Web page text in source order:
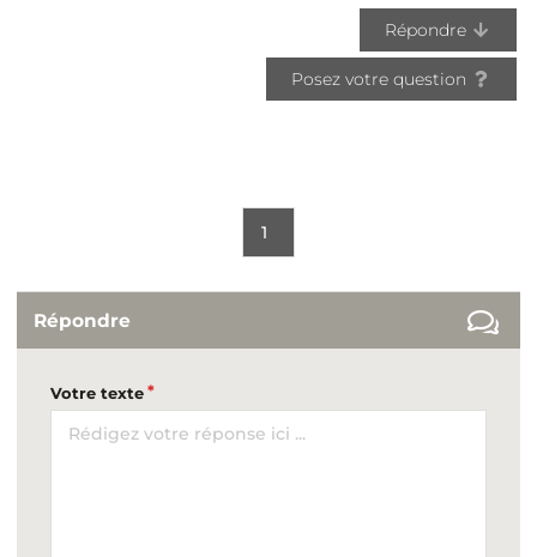
Répondre
Posez votre question
1
Répondre
Votre texte